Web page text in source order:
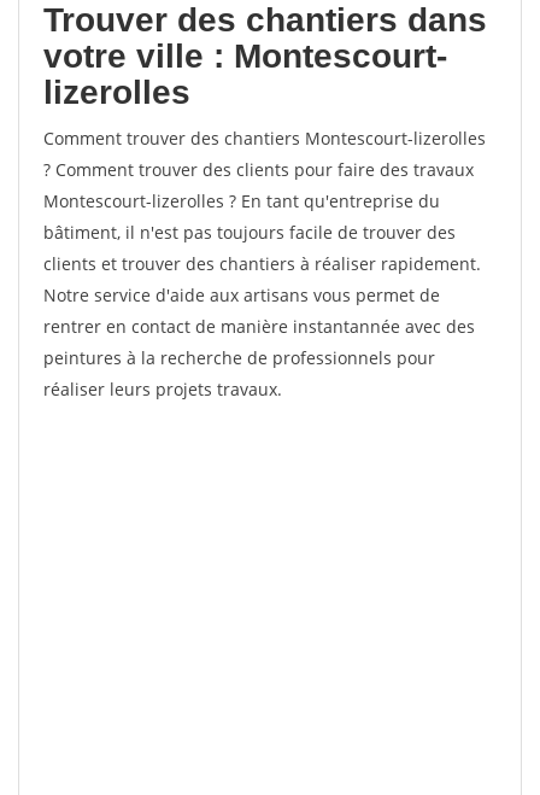
Trouver des chantiers dans
votre ville : Montescourt-
lizerolles
Comment trouver des chantiers Montescourt-lizerolles
? Comment trouver des clients pour faire des travaux
Montescourt-lizerolles ? En tant qu'entreprise du
bâtiment, il n'est pas toujours facile de trouver des
clients et trouver des chantiers à réaliser rapidement.
Notre service d'aide aux artisans vous permet de
rentrer en contact de manière instantannée avec des
peintures à la recherche de professionnels pour
réaliser leurs projets travaux.